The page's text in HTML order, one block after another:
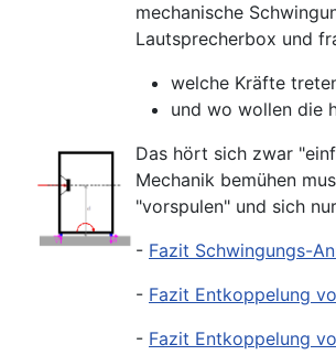
mechanische
Lautsprecherbox und
welche Kräfte
und wo wollen die
Das hört sich zwar
Mechanik bemühen
"vorspulen" und sich
- Fazit Schwingungs-
- Fazit Entkoppelung
- Fazit Entkoppelung